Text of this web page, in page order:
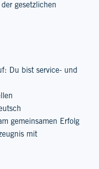
gesetzlichen
Du bist service- und
gemeinsamen Erfolg
mit